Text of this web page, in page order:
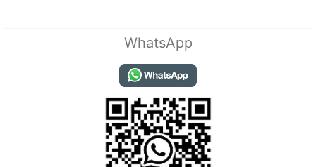
WhatsApp